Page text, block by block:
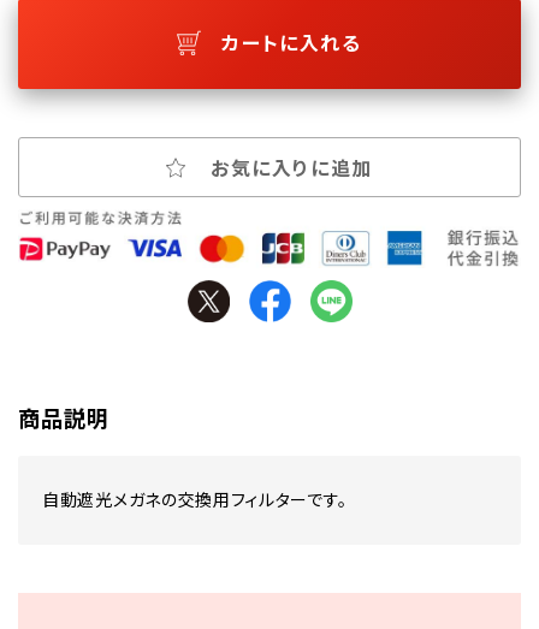
カートに入れる
お気に入りに追加
商品説明
自動遮光メガネの交換用フィルターです。